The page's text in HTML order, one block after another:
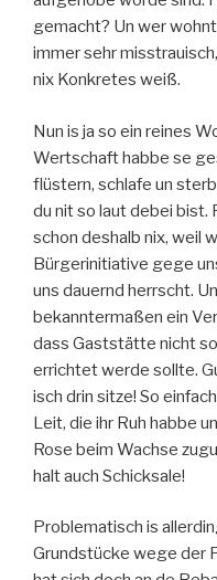
gemacht? Un wer
immer sehr
nix Konkretes weiß.
Nun is ja so ein reines
Wertschaft habbe se
flüstern, schlafe un
du nit so laut debei bist.
schon deshalb nix, weil
Bürgerinitiative gege
uns dauernd herrscht.
bekanntermaßen ein
dass Gaststätte nicht
errichtet werde sollte.
isch drin sitze! So
Leit, die ihr Ruh habbe
Rose beim Wachse
halt auch Schicksale!
Problematisch is
Grundstücke wege der